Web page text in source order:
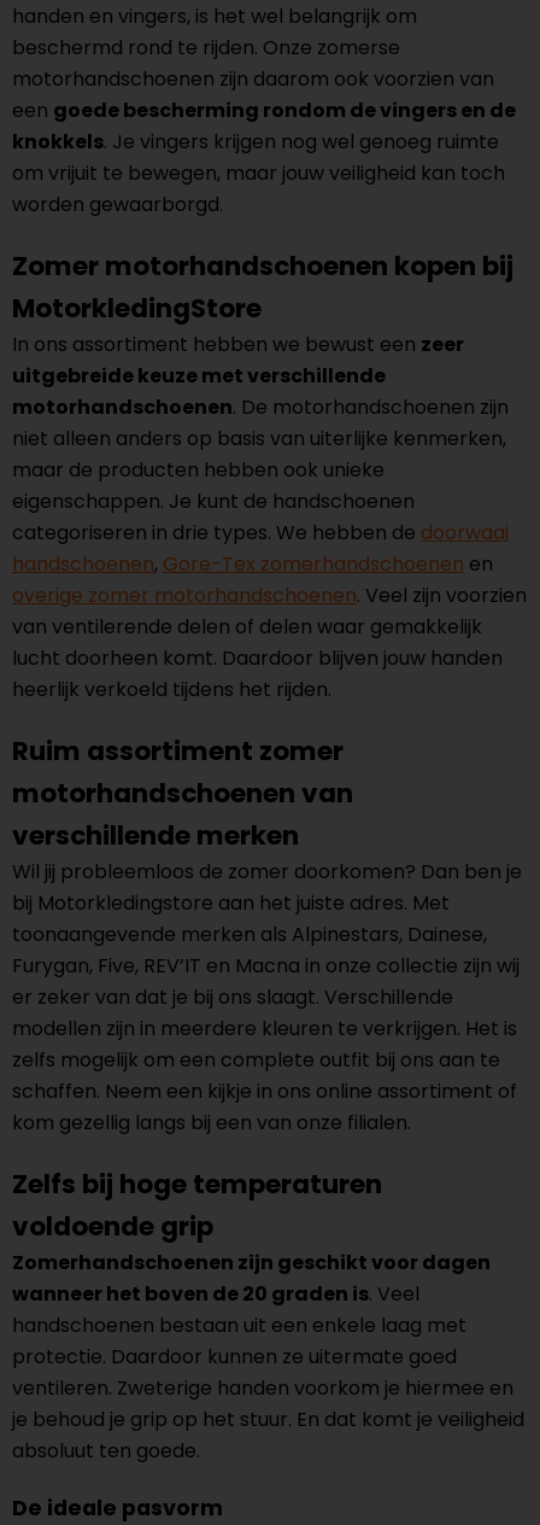
handen en vingers, is het wel belangrijk om
beschermd rond te rijden. Onze zomerse
motorhandschoenen zijn daarom ook voorzien van
een goede bescherming rondom de vingers en de
knokkels. Je vingers krijgen nog wel genoeg ruimte
om vrijuit te bewegen, maar jouw veiligheid kan toch
worden gewaarborgd.
Zomer motorhandschoenen kopen bij
MotorkledingStore
In ons assortiment hebben we bewust een zeer
uitgebreide keuze met verschillende
motorhandschoenen. De motorhandschoenen zijn
niet alleen anders op basis van uiterlijke kenmerken,
maar de producten hebben ook unieke
eigenschappen. Je kunt de handschoenen
categoriseren in drie types. We hebben de doorwaai
handschoenen, Gore-Tex zomerhandschoenen en
overige zomer motorhandschoenen. Veel zijn voorzien
van ventilerende delen of delen waar gemakkelijk
lucht doorheen komt. Daardoor blijven jouw handen
heerlijk verkoeld tijdens het rijden.
Ruim assortiment zomer
motorhandschoenen van
verschillende merken
Wil jij probleemloos de zomer doorkomen? Dan ben je
bij Motorkledingstore aan het juiste adres. Met
toonaangevende merken als Alpinestars, Dainese,
Furygan, Five, REV’IT en Macna in onze collectie zijn wij
er zeker van dat je bij ons slaagt. Verschillende
modellen zijn in meerdere kleuren te verkrijgen. Het is
zelfs mogelijk om een complete outfit bij ons aan te
schaffen. Neem een kijkje in ons online assortiment of
kom gezellig langs bij een van onze filialen.
Zelfs bij hoge temperaturen
voldoende grip
Zomerhandschoenen zijn geschikt voor dagen
wanneer het boven de 20 graden is. Veel
handschoenen bestaan uit een enkele laag met
protectie. Daardoor kunnen ze uitermate goed
ventileren. Zweterige handen voorkom je hiermee en
je behoud je grip op het stuur. En dat komt je veiligheid
absoluut ten goede.
De ideale pasvorm